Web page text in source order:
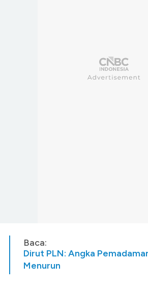
Baca:
Dirut PLN: Angka
Menurun